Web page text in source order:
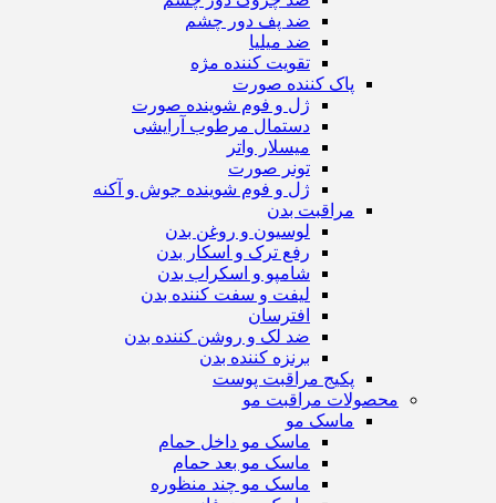
ضد پف دور چشم
ضد میلیا
تقویت کننده مژه
پاک کننده صورت
ژل و فوم شوینده صورت
دستمال مرطوب آرایشی
میسلار واتر
تونر صورت
ژل و فوم شوینده جوش و آکنه
مراقبت بدن
لوسیون و روغن بدن
رفع ترک و اسکار بدن
شامپو و اسکراب بدن
لیفت و سفت کننده بدن
افترسان
ضد لک و روشن کننده بدن
برنزه کننده بدن
پکیج مراقبت پوست
محصولات مراقبت مو
ماسک مو
ماسک مو داخل حمام
ماسک مو بعد حمام
ماسک مو چند منظوره